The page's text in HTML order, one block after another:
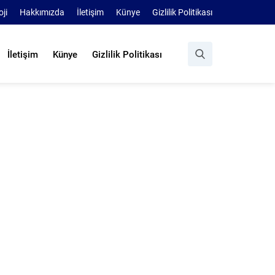
Hakkımızda İletişim Künye Gizlilik Politikası
İletişim Künye Gizlilik Politikası